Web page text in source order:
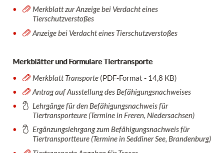
Merkblatt zur Anzeige bei Verdacht eines
Tierschutzverstoßes
Anzeige bei Verdacht eines Tierschutzverstoßes
Merkblätter und Formulare Tiertransporte
Merkblatt Transporte(PDF-Format - 14,8 KB)
Antrag auf Ausstellung des Befähigungsnachweises
Lehrgänge für den Befähigungsnachweis für
Tiertransporteure (Termine in Freren, Niedersachsen)
Ergänzungslehrgang zum Befähigungsnachweis für
Tiertransportteure (Termine in Seddiner See, Brandenburg)